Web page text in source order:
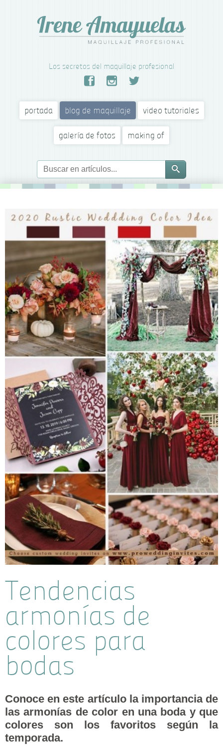
Los secretos del maquillaje profesional
portada blog de maquillaje video tutoriales
galería de fotos making of
Tendencias
armonías de
colores para
bodas
Conoce en este artículo la importancia de
las armonías de color en una boda y que
colores son los favoritos según la
temporada.